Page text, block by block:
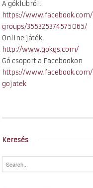
A góklubról:
https://www.facebook.com/
groups/355325374575065/
Online játék:
http://www.gokgs.com/
Gó csoport a Facebookon
https://www.facebook.com/
gojatek
Keresés